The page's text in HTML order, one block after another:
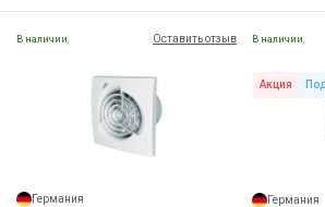
В наличии Оставить отзыв
Германия
В наличии
Акция
Германия